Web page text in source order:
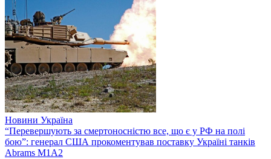
Новини Україна
“Перевершують за смертоносністю все, що є у РФ на полі
бою”: генерал США прокоментував поставку Україні танків
Abrams M1A2